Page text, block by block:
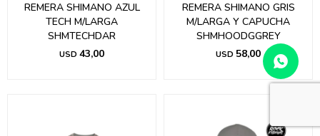
REMERA SHIMANO AZUL
TECH M/LARGA
SHMTECHDAR
USD 43,00
REMERA SHIMANO GRIS
M/LARGA Y CAPUCHA
SHMHOODGGREY
USD 58,00